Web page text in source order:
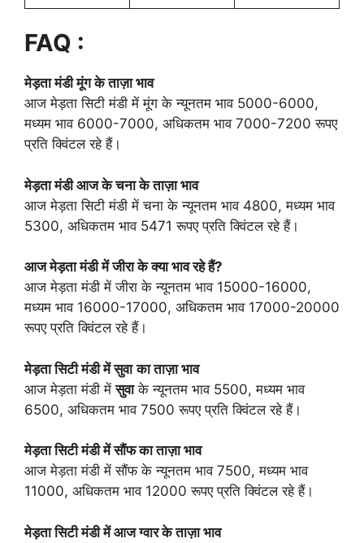
FAQ :
मेड़ता मंडी मूंग के ताज़ा भाव
आज मेड़ता सिटी मंडी में मूंग के न्यूनतम भाव 5000-6000,
मध्यम भाव 6000-7000, अधिकतम भाव 7000-7200 रूपए
प्रति क्विंटल रहे हैं।
मेड़ता मंडी आज के चना के ताज़ा भाव
आज मेड़ता सिटी मंडी में चना के न्यूनतम भाव 4800, मध्यम भाव
5300, अधिकतम भाव 5471 रूपए प्रति क्विंटल रहे हैं।
आज मेड़ता मंडी में जीरा के क्या भाव रहे हैं?
आज मेड़ता मंडी में जीरा के न्यूनतम भाव 15000-16000,
मध्यम भाव 16000-17000, अधिकतम भाव 17000-20000
रूपए प्रति क्विंटल रहे हैं।
मेड़ता सिटी मंडी में सुवा का ताज़ा भाव
आज मेड़ता मंडी मेंसुवाके न्यूनतम भाव 5500, मध्यम भाव
6500, अधिकतम भाव 7500 रूपए प्रति क्विंटल रहे हैं।
मेड़ता सिटी मंडी में सौंफ का ताज़ा भाव
आज मेड़ता मंडी में सौंफ के न्यूनतम भाव 7500, मध्यम भाव
11000, अधिकतम भाव 12000 रूपए प्रति क्विंटल रहे हैं।
मेड़ता सिटी मंडी में आज ग्वार के ताज़ा भाव